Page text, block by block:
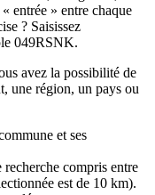
entrée » entre chaque
? Saisissez
049RSNK.
avez la possibilité de
une région, un pays ou
et ses
compris entre
est de 10 km).